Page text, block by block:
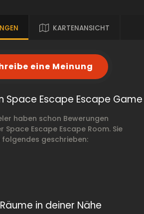
KARTENANSICHT
eine Meinung
Space Escape Escape Game
haben schon Bewerungen
Escape Escape Room. Sie
folgendes geschrieben:
in deiner Nähe